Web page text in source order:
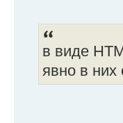
в виде
явно в них